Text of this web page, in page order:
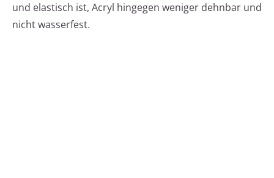
und elastisch ist, Acryl hingegen weniger dehnbar und
nicht wasserfest.